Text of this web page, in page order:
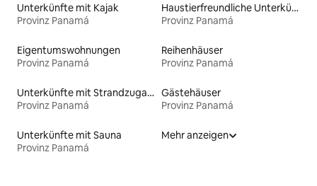
Unterkünfte mit Kajak
Provinz Panamá
Haustierfreundliche Unterkünfte
Provinz Panamá
Eigentumswohnungen
Provinz Panamá
Reihenhäuser
Provinz Panamá
Unterkünfte mit Strandzugang
Provinz Panamá
Gästehäuser
Provinz Panamá
Unterkünfte mit Sauna
Provinz Panamá
Mehr anzeigen